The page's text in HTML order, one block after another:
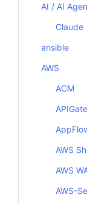
AI / AI
Claude
ansible
AWS
ACM
AWS
AWS
AWS-